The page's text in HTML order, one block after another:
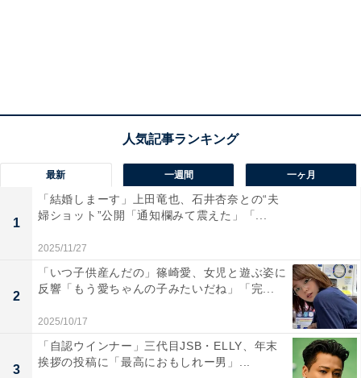
最新 一週間 一ヶ月
1
「結婚しまーす」上田竜也、石井杏奈との“夫
婦ショット”公開「通知欄みて震えた」「...
2025/11/27
2
「いつ子供産んだの」篠崎愛、女児と遊ぶ姿に
反響「もう愛ちゃんの子みたいだね」「完...
2025/10/17
3
「自認ウインナー」三代目JSB・ELLY、年末
挨拶の投稿に「最高におもしれー男」...